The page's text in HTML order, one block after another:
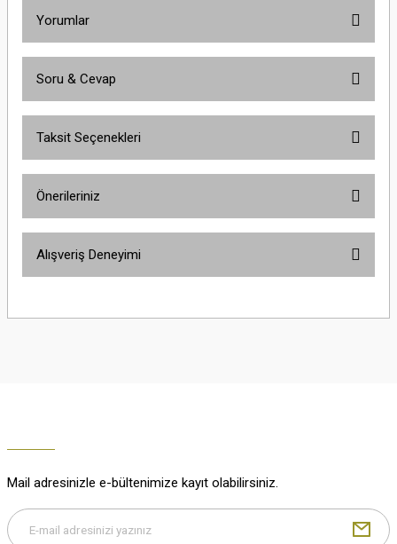
Yorumlar
Soru & Cevap
Taksit Seçenekleri
Önerileriniz
yetersiz gördüğünüz noktaları öneri formunu kullanarak tarafımıza
Alışveriş Deneyimi
M... K... | 29/12/2025
Mail adresinizle e-bültenimize kayıt olabilirsiniz.